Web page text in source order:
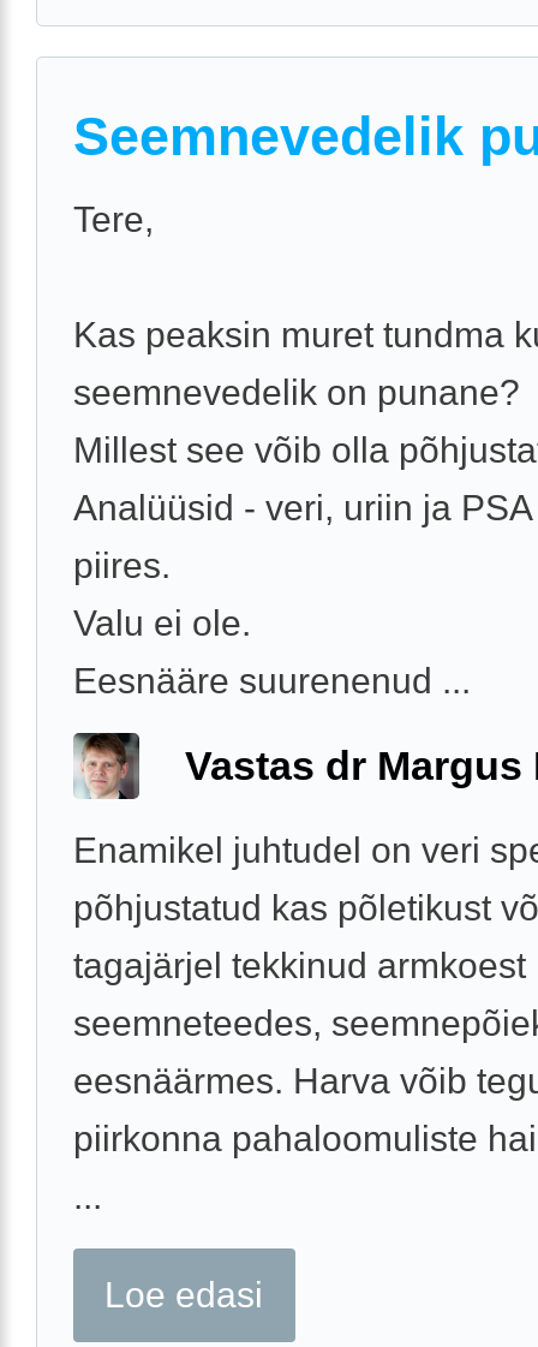
Seemnevedelik
Tere,
Kas peaksin muret tundma
seemnevedelik on punane?
Millest see võib olla
Analüüsid - veri, uriin ja
piires.
Valu ei ole.
Eesnääre suurenenud ...
Vastas dr Margus
Enamikel juhtudel on veri
põhjustatud kas põletikust
tagajärjel tekkinud armkoest
seemneteedes,
eesnäärmes. Harva võib
piirkonna pahaloomuliste
...
Loe edasi